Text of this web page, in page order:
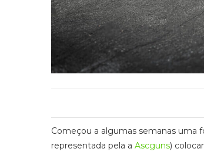
Começou a algumas semanas uma
representada pela a Ascguns)